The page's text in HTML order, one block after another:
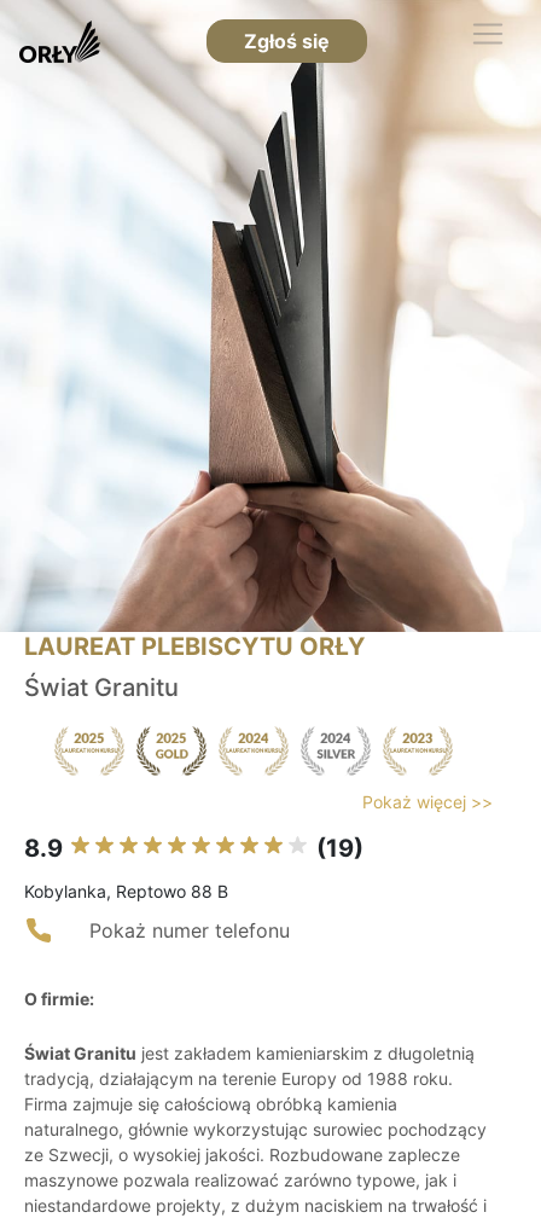
Zgłoś się
LAUREAT PLEBISCYTU ORŁY
Świat Granitu
Pokaż więcej >>
8.9 (19)
Kobylanka, Reptowo 88 B
Pokaż numer telefonu
O firmie:
Świat Granitu jest zakładem kamieniarskim z długoletnią
tradycją, działającym na terenie Europy od 1988 roku.
Firma zajmuje się całościową obróbką kamienia
naturalnego, głównie wykorzystując surowiec pochodzący
ze Szwecji, o wysokiej jakości. Rozbudowane zaplecze
maszynowe pozwala realizować zarówno typowe, jak i
niestandardowe projekty, z dużym naciskiem na trwałość i